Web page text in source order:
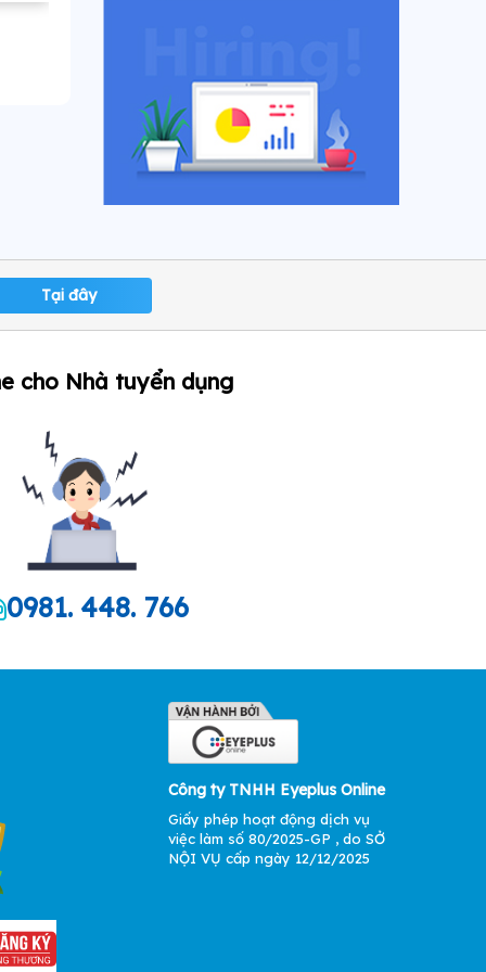
Tại đây
cho Nhà tuyển dụng
0981. 448. 766
Công ty TNHH Eyeplus Online
Giấy phép hoạt động dịch vụ
việc làm số 80/2025-GP , do SỞ
NỘI VỤ cấp ngày 12/12/2025